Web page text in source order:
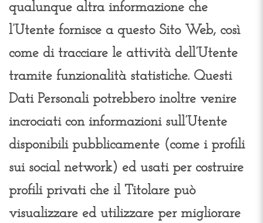
qualunque altra informazione che
l’Utente fornisce a questo Sito Web, così
come di tracciare le attività dell’Utente
tramite funzionalità statistiche. Questi
Dati Personali potrebbero inoltre venire
incrociati con informazioni sull’Utente
disponibili pubblicamente (come i profili
sui social network) ed usati per costruire
profili privati che il Titolare può
visualizzare ed utilizzare per migliorare